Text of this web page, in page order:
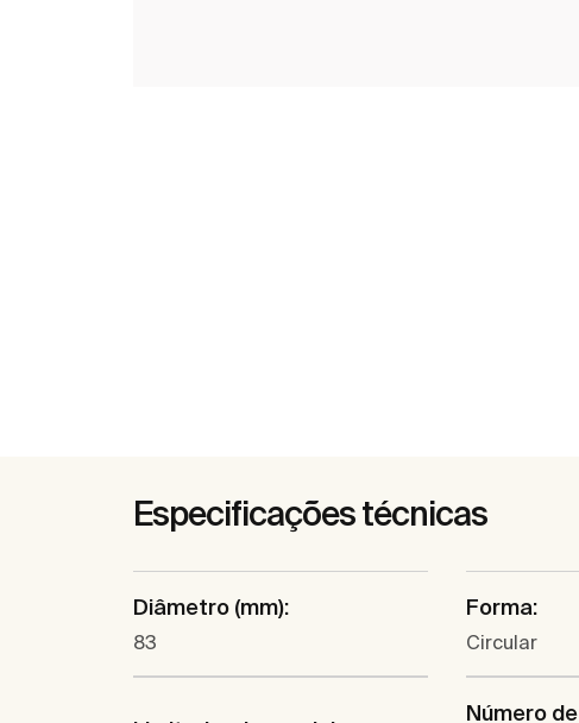
Especificações técnicas
Diâmetro (mm):
83
Forma:
Circular
Número